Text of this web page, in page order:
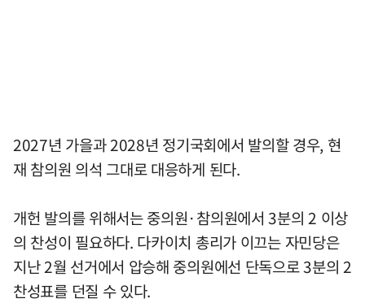
2027년 가을과 2028년 정기국회에서 발의할 경우, 현
재 참의원 의석 그대로 대응하게 된다.
개헌 발의를 위해서는 중의원·참의원에서 3분의 2 이상
의 찬성이 필요하다. 다카이치 총리가 이끄는 자민당은
지난 2월 선거에서 압승해 중의원에선 단독으로 3분의 2
찬성표를 던질 수 있다.